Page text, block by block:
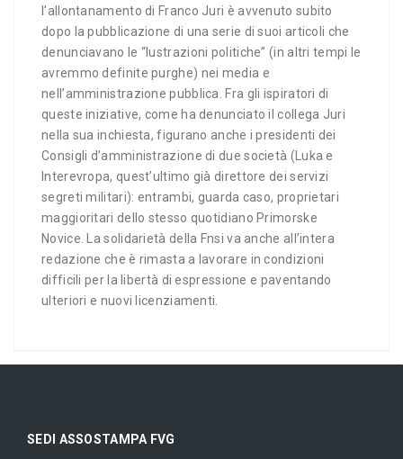
l’allontanamento di Franco Juri è avvenuto subito
dopo la pubblicazione di una serie di suoi articoli che
denunciavano le “lustrazioni politiche” (in altri tempi le
avremmo definite purghe) nei media e
nell’amministrazione pubblica. Fra gli ispiratori di
queste iniziative, come ha denunciato il collega Juri
nella sua inchiesta, figurano anche i presidenti dei
Consigli d’amministrazione di due società (Luka e
Interevropa, quest’ultimo già direttore dei servizi
segreti militari): entrambi, guarda caso, proprietari
maggioritari dello stesso quotidiano Primorske
Novice. La solidarietà della Fnsi va anche all’intera
redazione che è rimasta a lavorare in condizioni
difficili per la libertà di espressione e paventando
ulteriori e nuovi licenziamenti.
SEDI ASSOSTAMPA FVG